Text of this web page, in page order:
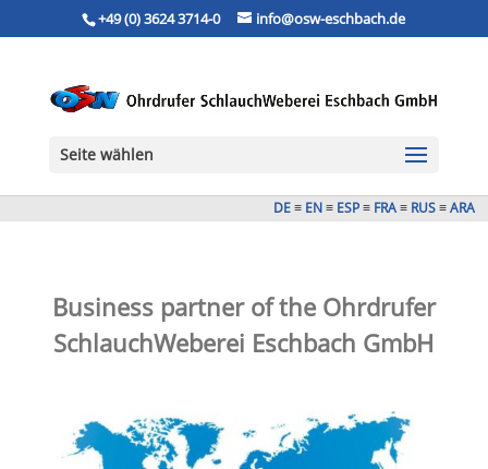
+49 (0) 3624 3714-0 info@osw-eschbach.de
Seite wählen
DE≡ EN≡ ESP≡ FRA≡ RUS≡ARA
Business partner of the Ohrdrufer
SchlauchWeberei Eschbach GmbH